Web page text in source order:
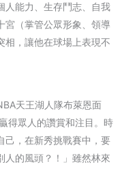
人能力、生存鬥志、自我
宮（掌管公眾形象、領導
相，讓他在球場上表現不
天王湖人隊布萊恩面
得眾人的讚賞和注目。時
己，在新秀挑戰賽中，要
人的風頭？！」雖然林來